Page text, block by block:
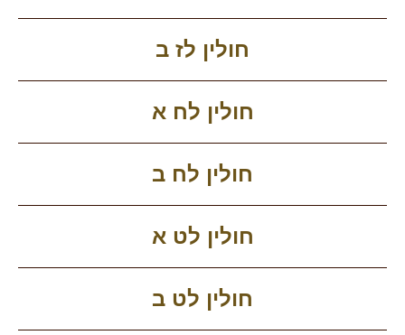
חולין לז ב
חולין לח א
חולין לח ב
חולין לט א
חולין לט ב